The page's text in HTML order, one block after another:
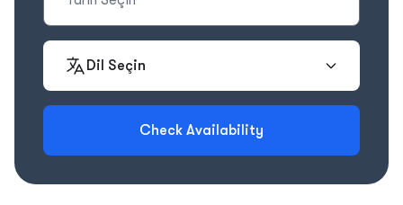
Dil Seçin
Check Availability